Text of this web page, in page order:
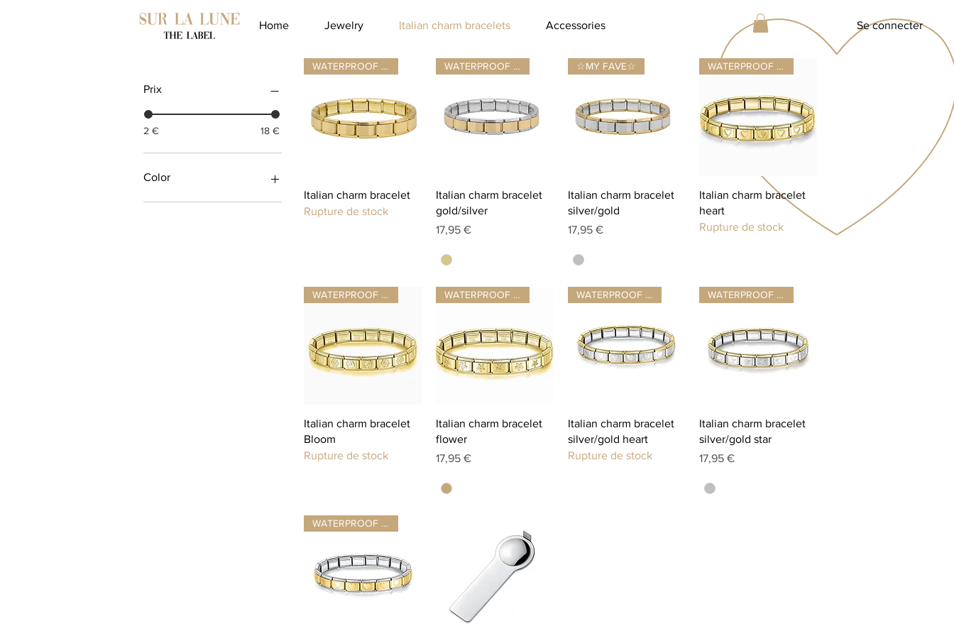
Home Jewelry Italian charm bracelets Accessories Se connecter
Prix
2 € 18 €
Color
Aperçu rapide
WATERPROOF ☂
Italian charm bracelet
Rupture de stock
Aperçu rapide
WATERPROOF ☂
Italian charm bracelet
gold/silver
Prix
17,95 €
Aperçu rapide
☆MY FAVE☆
Italian charm bracelet
silver/gold
Prix
17,95 €
Aperçu rapide
WATERPROOF ☂
Italian charm bracelet
heart
Rupture de stock
Aperçu rapide
WATERPROOF ☂
Italian charm bracelet
Bloom
Rupture de stock
Aperçu rapide
WATERPROOF ☂
Italian charm bracelet
flower
Prix
17,95 €
Aperçu rapide
WATERPROOF ☂
Italian charm bracelet
silver/gold heart
Rupture de stock
Aperçu rapide
WATERPROOF ☂
Italian charm bracelet
silver/gold star
Prix
17,95 €
WATERPROOF ☂